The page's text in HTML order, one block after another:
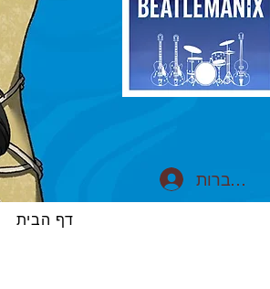
דף הבית